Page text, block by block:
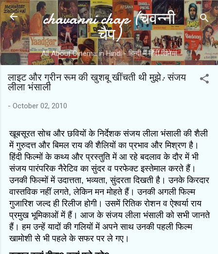
Skip to main content
chavanni chap (चवन्नी
चैप)
All About Cinema in Hindi - हिन्दी में हिंदी सिनेमा
लाइट और ग्रीन रूम की खुशबू खींचती थी मुझे: संजय
लीला भंसाली
- October 02, 2010
खूबसूरत सोच और छवियों के निर्देशक संजय लीला भंसाली की शैली
में गुरुदत्त और बिमल राय की शैलियों का प्रभाव और मिश्रण है।
हिंदी फिल्मों के कथ्य और प्रस्तुति में आ रहे बदलाव के दौर में भी
संजय पारंपरिक नैरेटिव का सुंदर व परफेक्ट इस्तेमाल करते हैं।
उनकी फिल्मों में उदात्तता, भव्यता, सुंदरता दिखती है। उनके किरदार
वास्तविक नहीं लगते, लेकिन मन मोहते हैं। उनकी अगली फिल्म
गुजारिश जल्द ही रिलीज होगी। उसमें रितिक रोशन व ऐश्वर्या राय
प्रमुख भूमिकाओं में हैं। आज के संजय लीला भंसाली को सभी जानते
हैं। हम उन्हें यादों की गलियों में अपने साथ उनकी पहली फिल्म
खामोशी से भी पहले के सफर पर ले गए।